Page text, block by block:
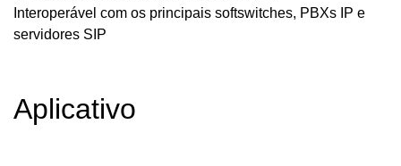
Interoperável com os principais softswitches, PBXs IP e
servidores SIP
Aplicativo